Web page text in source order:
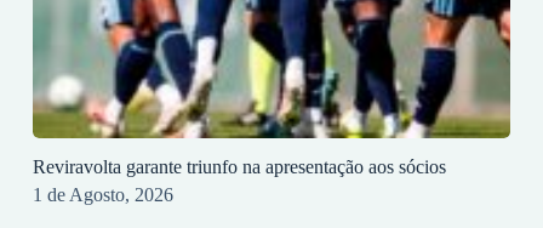
Reviravolta garante triunfo na apresentação aos sócios
1 de Agosto, 2026